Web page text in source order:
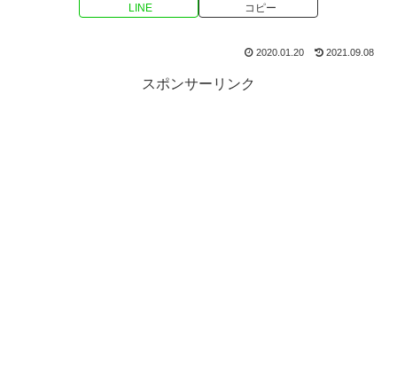
LINE コピー
2020.01.20 2021.09.08
スポンサーリンク